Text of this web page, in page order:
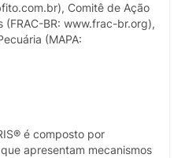
Comitê de Ação
(FRAC-BR: www.frac-br.org),
(MAPA:
é composto por
apresentam mecanismos